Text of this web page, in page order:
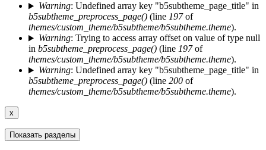
Warning: Undefined array key "b5subtheme_page_title" in
b5subtheme_preprocess_page() (line 197of
themes/custom_theme/b5subtheme/b5subtheme.theme).
Warning: Trying to access array offset on value of type null
in b5subtheme_preprocess_page() (line 197of
themes/custom_theme/b5subtheme/b5subtheme.theme).
Warning: Undefined array key "b5subtheme_page_title" in
b5subtheme_preprocess_page() (line 200 of
themes/custom_theme/b5subtheme/b5subtheme.theme).
x
Показать разделы